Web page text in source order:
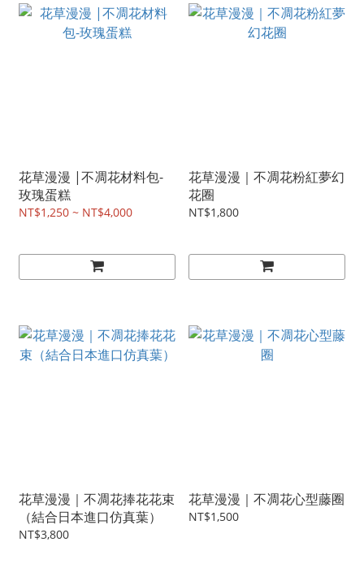
花草漫漫 |不凋花材料包-
玫瑰蛋糕
NT$1,250 ~ NT$4,000
花草漫漫｜不凋花粉紅夢幻
花圈
NT$1,800
花草漫漫｜不凋花捧花花束
（結合日本進口仿真葉）
NT$3,800
花草漫漫｜不凋花心型藤圈
NT$1,500